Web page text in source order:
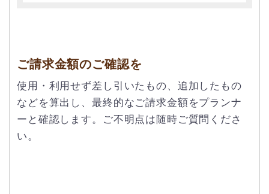
ご請求金額のご確認を
使用・利用せず差し引いたもの、追加したもの
などを算出し、最終的なご請求金額をプランナ
ーと確認します。ご不明点は随時ご質問くださ
い。